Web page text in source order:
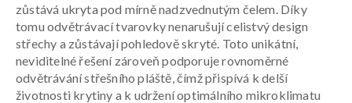
zůstává ukryta pod mírně nadzvednutým čelem. Díky
tomu odvětrávací tvarovky nenarušují celistvý design
střechy a zůstávají pohledově skryté. Toto unikátní,
neviditelné řešení zároveň podporuje rovnoměrné
odvětrávání střešního pláště, čímž přispívá k delší
životnosti krytiny a k udržení optimálního mikroklimatu